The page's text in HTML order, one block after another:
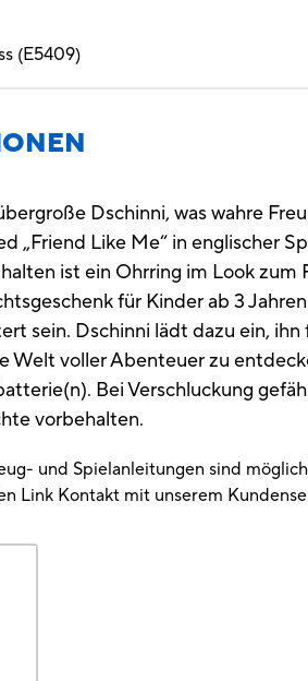
(E5409)
Dschinni, was wahre
„Friend Like Me“ in englischer
ist ein Ohrring im Look
für Kinder ab 3
sein. Dschinni lädt dazu ein,
Welt voller Abenteuer zu
Bei Verschluckung
vorbehalten.
und Spielanleitungen sind
Link Kontakt mit unserem